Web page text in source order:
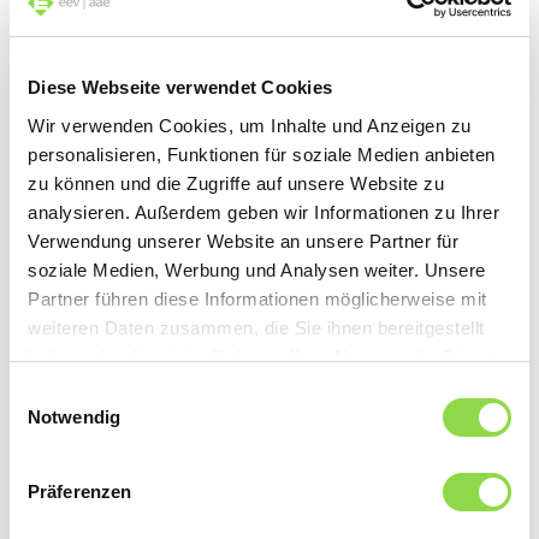
Diese Webseite verwendet Cookies
Wir verwenden Cookies, um Inhalte und Anzeigen zu
personalisieren, Funktionen für soziale Medien anbieten
zu können und die Zugriffe auf unsere Website zu
analysieren. Außerdem geben wir Informationen zu Ihrer
Verwendung unserer Website an unsere Partner für
soziale Medien, Werbung und Analysen weiter. Unsere
Partner führen diese Informationen möglicherweise mit
weiteren Daten zusammen, die Sie ihnen bereitgestellt
haben oder die sie im Rahmen Ihrer Nutzung der Dienste
Notwendig
Präferenzen